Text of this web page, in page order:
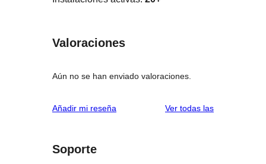
Valoraciones
Aún no se han enviado valoraciones.
Añadir mi reseña Ver todas lasvaloraciones
Soporte